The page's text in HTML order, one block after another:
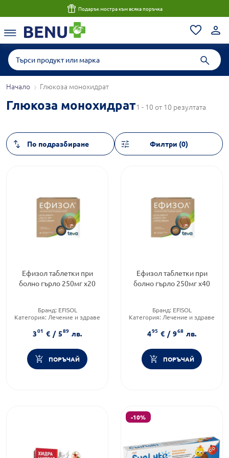
Подарък мостра към всяка поръчка
Начало Глюкоза монохидрат
Глюкоза монохидрат1 - 10 от 10 резултата
Филтри (0)
Ефизол таблетки при
болно гърло 250мг х20
Бранд: EFISOL
Категория: Лечение и здраве
301 € / 589 лв.
ПОРЪЧАЙ
Ефизол таблетки при
болно гърло 250мг х40
Бранд: EFISOL
Категория: Лечение и здраве
495 € / 968 лв.
ПОРЪЧАЙ
-10%